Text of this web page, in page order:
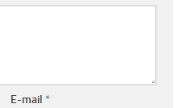
E-mail *